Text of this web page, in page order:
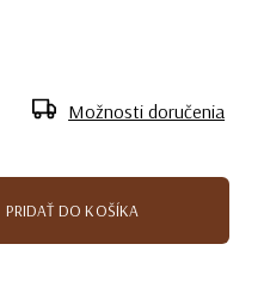
Možnosti doručenia
PRIDAŤ DO KOŠÍKA